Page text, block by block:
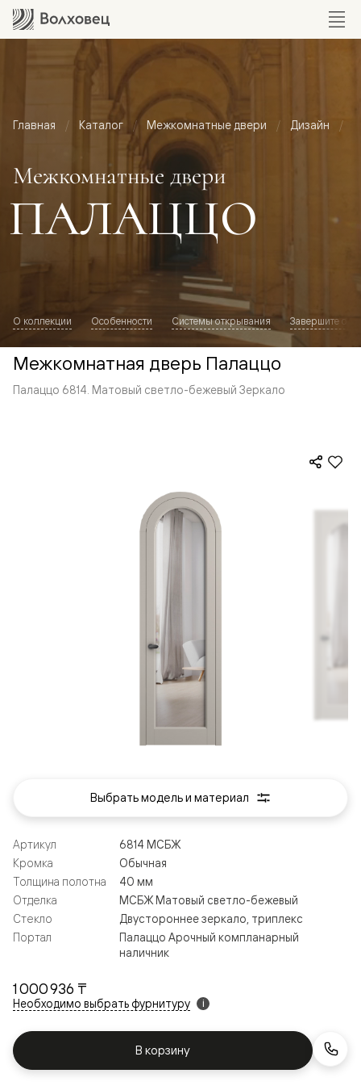
Главная Каталог Межкомнатные двери Дизайн
Межкомнатные двери
ПАЛАЦЦО
О коллекции Особенности Системы открывания Завершите
Межкомнатная дверь Палаццо
Палаццо 6814. Матовый светло-бежевый Зеркало
1 000 936 ₸
Необходимо выбрать фурнитуру i
В корзину
Артикул
6814 МСБЖ
Кромка
Обычная
Толщина полотна
40 мм
Отделка
МСБЖ Матовый светло-бежевый
Стекло
Двустороннее зеркало, триплекс
Портал
Палаццо Арочный компланарный
наличник
Выбрать модель и материал